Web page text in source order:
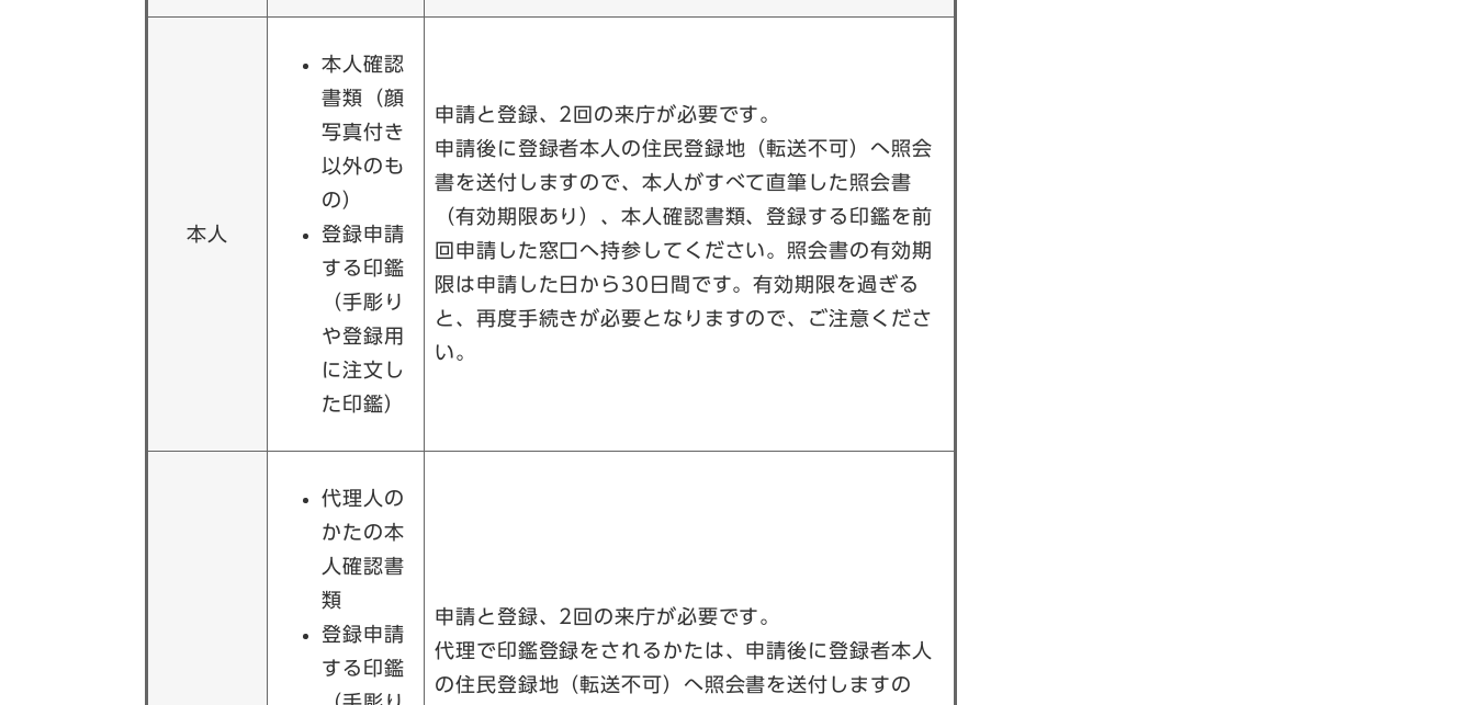
本人
本人確認
書類（顔
写真付き
以外のも
の）
登録申請
する印鑑
（手彫り
や登録用
に注文し
た印鑑）
申請と登録、2回の来庁が必要です。
申請後に登録者本人の住民登録地（転送不可）へ照会
書を送付しますので、本人がすべて直筆した照会書
（有効期限あり）、本人確認書類、登録する印鑑を前
回申請した窓口へ持参してください。照会書の有効期
限は申請した日から30日間です。有効期限を過ぎる
と、再度手続きが必要となりますので、ご注意くださ
い。
代理人の
かたの本
人確認書
類
登録申請
する印鑑
申請と登録、2回の来庁が必要です。
代理で印鑑登録をされるかたは、申請後に登録者本人
の住民登録地（転送不可）へ照会書を送付しますの